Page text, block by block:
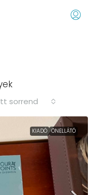
sorrend
KIADÓ ÖNELLÁTÓ